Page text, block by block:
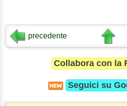
precedente
Collabora con la
Seguici su